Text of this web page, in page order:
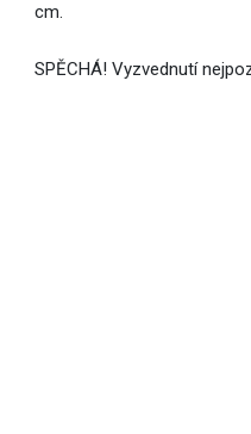
cm.
SPĚCHÁ! Vyzvednutí